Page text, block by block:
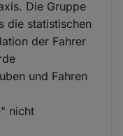
Die Gruppe
die statistischen
der Fahrer
und Fahren
nicht